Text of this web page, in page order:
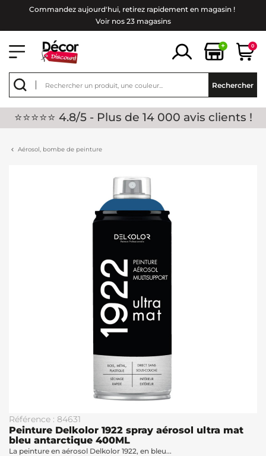
Commandez aujourd'hui, retirez rapidement en magasin !
Voir nos 23 magasins
+ 0
Rechercher
⭐⭐⭐⭐⭐ 4.8/5 - Plus de 14 000 avis clients !
Aérosol, bombe de peinture
Référence : 84631
Peinture Delkolor 1922 spray aérosol ultra mat
bleu antarctique 400ML
La peinture en aérosol Delkolor 1922, en bleu...